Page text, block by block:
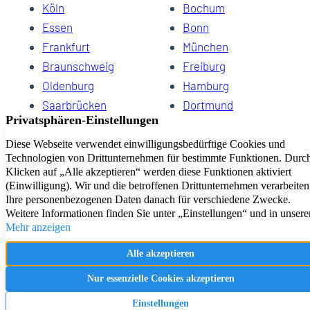
Köln
Bochum
Essen
Bonn
Frankfurt
München
Braunschweig
Freiburg
Oldenburg
Hamburg
Saarbrücken
Dortmund
Hannover
Dresden
Kiel
Wuppertal
Bremen
HomeCompany eG Ihre Agenturen für Wohnen auf Zeit
Impressum Datenschutz Kontakt